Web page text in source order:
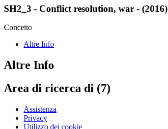
SH2_3 - Conflict resolution, war - (2016)
Concetto
Altre Info
Altre Info
Area di ricerca di (7)
Assistenza
Privacy
Utilizzo dei cookie